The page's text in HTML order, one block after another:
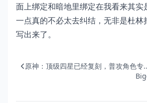
面上绑定和暗地里绑定在我看来其实
一点真的不必太去纠结，无非是杜林
写出来了。
原神：顶级四星已经复刻，普攻角色专